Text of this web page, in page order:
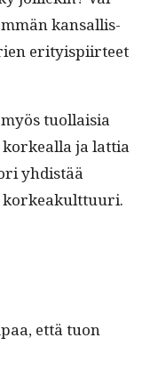
kansal­lis­
eri­ty­ispi­ir­teet
tuol­laisia
korkeal­la ja lat­tia
yhdis­tää
korkeakulttuuri.
että tuon